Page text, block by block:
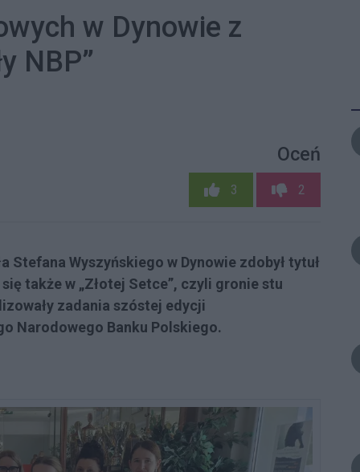
w Dynowie z
NBP”
Oceń
3 2
Stefana Wyszyńskiego w Dynowie zdobył tytuł
także w „Złotej Setce”, czyli gronie stu
zadania szóstej edycji
Narodowego Banku Polskiego.